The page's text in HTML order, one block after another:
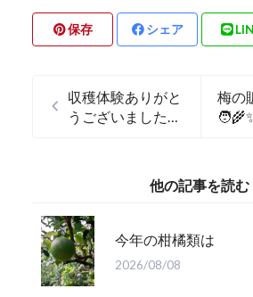
保存 シェア
収穫体験ありがと
うございました
梅の
他の記事を読む
今年の柑橘類は
2026/08/08